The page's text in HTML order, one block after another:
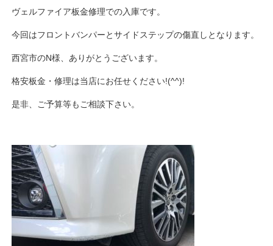
ヴェルファイア板金修理での入庫です。
今回はフロントバンパーとサイドステップの傷直しとなります。
西宮市のN様、ありがとうございます。
格安板金・修理は当店にお任せください!(^^)!
是非、ご予算等もご相談下さい。